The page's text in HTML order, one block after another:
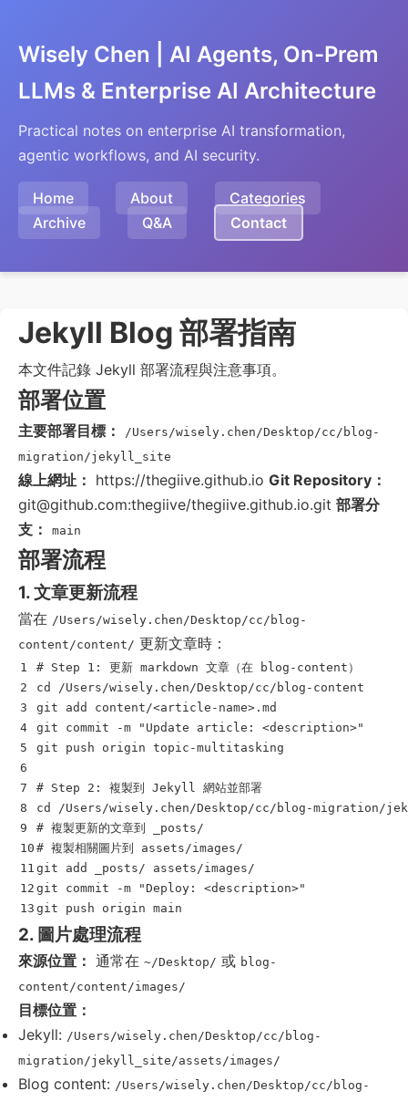
Wisely Chen | AI Agents, On-Prem
LLMs & Enterprise AI Architecture
Practical notes on enterprise AI transformation,
agentic workflows, and AI security.
Home About
Categories
Archive
Q&A Contact
Jekyll Blog 部署指南
本文件記錄 Jekyll 部署流程與注意事項。
部署位置
主要部署目標：
/Users/wisely.chen/Desktop/cc/blog-
migration/jekyll_site
線上網址： https://thegiive.github.io Git Repository：
git@github.com:thegiive/thegiive.github.io.git 部署分
支：
main
部署流程
1. 文章更新流程
當在 /Users/wisely.chen/Desktop/cc/blog-
content/content/ 更新文章時：
1
2
3
4
5
6
7
8
9
10
11
12
# Step 1: 更新 markdown 文章（在 blog-content）
cd
/Users/wisely.chen/Desktop/cc/blog-content
git add content/<article-name>.md
git commit
-m
"Update article: <description>"
git push origin topic-multitasking
# Step 2: 複製到 Jekyll 網站並部署
cd
# 複製更新的文章到 _posts/
# 複製相關圖片到 assets/images/
git add _posts/ assets/images/
git commit
-m
"Deploy: <description>"
2. 圖片處理流程
來源位置： 通常在 ~/Desktop/ 或 blog-
content/content/images/
目標位置：
Jekyll: /Users/wisely.chen/Desktop/cc/blog-
migration/jekyll_site/assets/images/
Blog content: /Users/wisely.chen/Desktop/cc/blog-